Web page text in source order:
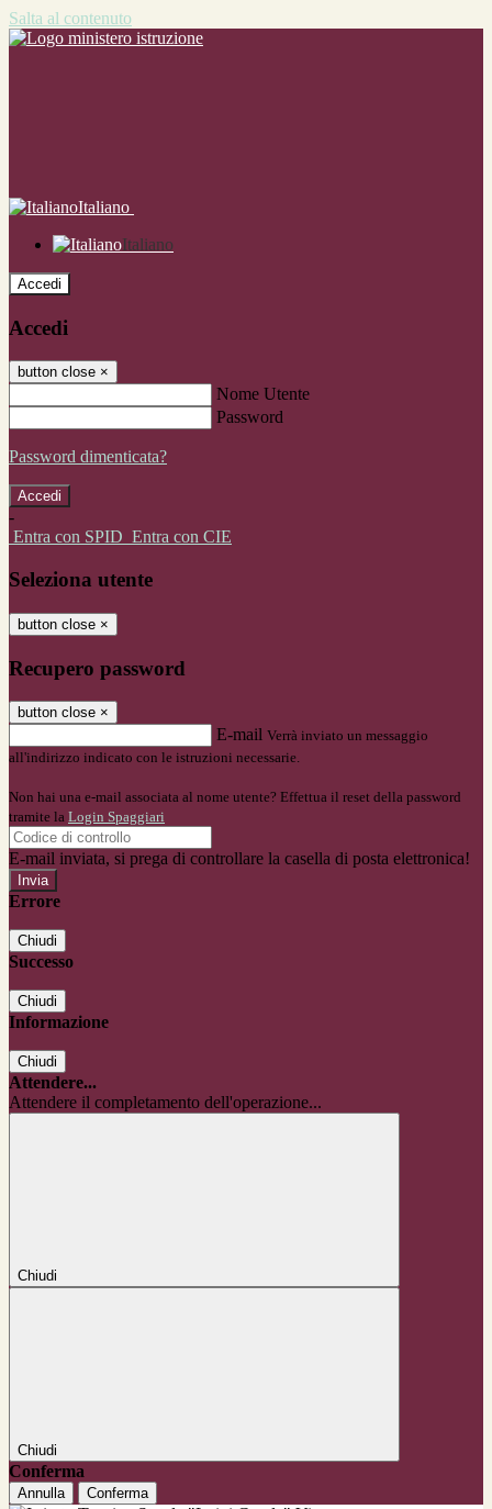
Salta al contenuto
Italiano
Italiano
Accedi
Accedi
button close ×
Nome Utente
Password
Password dimenticata?
-
Entra con SPID Entra con CIE
Seleziona utente
button close ×
Recupero password
button close ×
E-mail Verrà inviato un messaggio
all'indirizzo indicato con le istruzioni necessarie.
Non hai una e-mail associata al nome utente? Effettua il reset della password
tramite la Login Spaggiari
E-mail inviata, si prega di controllare la casella di posta elettronica!
Errore
Chiudi
Successo
Chiudi
Informazione
Chiudi
Attendere...
Attendere il completamento dell'operazione...
Chiudi
Chiudi
Conferma
Annulla Conferma